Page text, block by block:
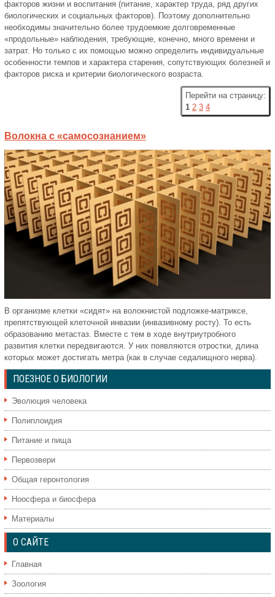
факторов жизни и воспитания (питание, характер труда, ряд других
биологических и социальных факторов). Поэтому дополнитель­но
необходимы значительно более трудоемкие долговремен­ные
«продольные» наблюдения, требующие, конечно, много времени и
затрат. Но только с их помощью можно определить индивидуальные
особенности темпов и характера старения, сопутствующих болезней и
факторов риска и критерии биоло­гического возраста.
Перейти на страницу:
1 2 3 4
Волокна с «самосознанием»
В организме клетки «сидят» на волокнистой подложке-матриксе,
препятствующей клеточной инвазии (инвазивному росту). То есть
образованию метастаз. Вместе с тем в ходе внутриутробного
развития клетки передвигаются. У них появляются отростки, длина
которых может достигать метра (как в случае седалищного нерва).
ПОЕЗНОЕ О БИОЛОГИИ
Эволюция человека
Полиплоидия
Питание и пища
Первозвери
Общая геронтология
Ноосфера и биосфера
Материалы
О САЙТЕ
Главная
Зоология